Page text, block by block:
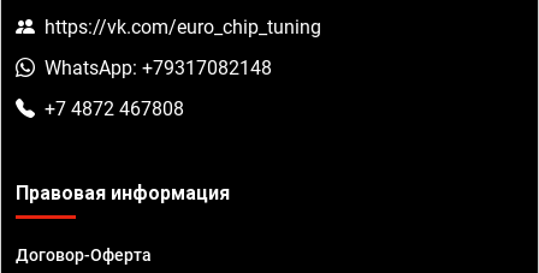
https://vk.com/euro_chip_tuning
WhatsApp: +79317082148
+7 4872 467808
Правовая информация
Договор-Оферта